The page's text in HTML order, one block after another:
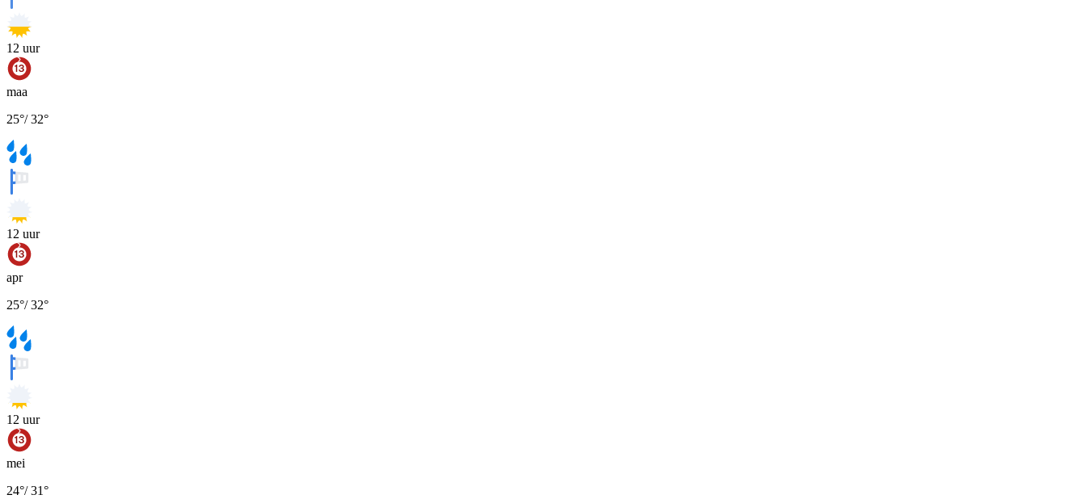
12 uur
maa
25°/32°
12 uur
apr
25°/32°
12 uur
mei
24°/31°